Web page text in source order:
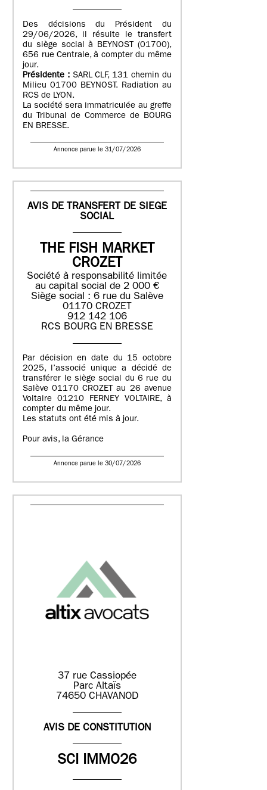
Des décisions du Président du
29/06/2026, il résulte le transfert
du siège social à BEYNOST (01700),
656 rue Centrale, à compter du même
jour.
Présidente :SARL CLF, 131 chemin du
Milieu 01700 BEYNOST. Radiation au
RCS de LYON.
La société sera immatriculée au greffe
du Tribunal de Commerce de BOURG
EN BRESSE.
Annonce parue le 31/07/2026
AVIS DE TRANSFERT DE SIEGE
SOCIAL
THE FISH MARKET
CROZET
Société à responsabilité limitée
au capital social de 2 000 €
Siège social : 6 rue du Salève
01170 CROZET
912 142 106
RCS BOURG EN BRESSE
Par décision en date du 15 octobre
2025, l’associé unique a décidé de
transférer le siège social du 6 rue du
Salève 01170 CROZET au 26 avenue
Voltaire 01210 FERNEY VOLTAIRE, à
compter du même jour.
Les statuts ont été mis à jour.
Pour avis, la Gérance
Annonce parue le 30/07/2026
37 rue Cassiopée
Parc Altaïs
74650 CHAVANOD
AVIS DE CONSTITUTION
SCI IMMO26